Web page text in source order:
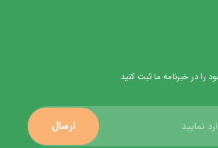
را در خبرنامه ما ثبت کنید
ارسال